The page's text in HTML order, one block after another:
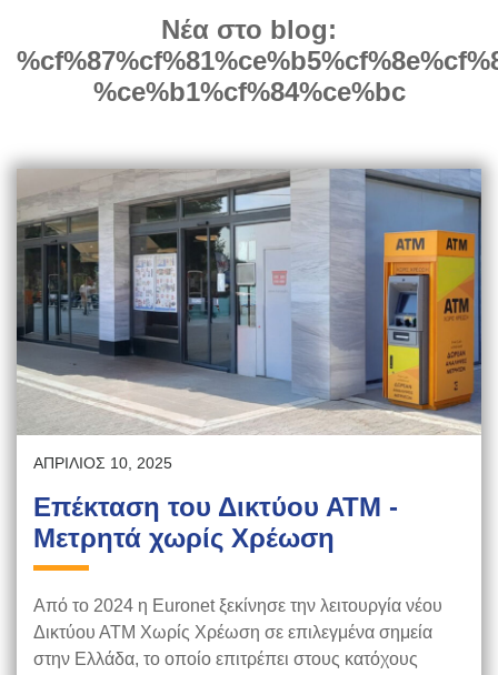
Νέα στο blog:
%ce%b1%cf%84%ce%bc
ΑΠΡΊΛΙΟΣ 10, 2025
Επέκταση του Δικτύου ΑΤΜ -
Μετρητά χωρίς Χρέωση
Από το 2024 η Euronet ξεκίνησε την λειτουργία νέου
Δικτύου ΑΤΜ Χωρίς Χρέωση σε επιλεγμένα σημεία
στην Ελλάδα, το οποίο επιτρέπει στους κατόχους